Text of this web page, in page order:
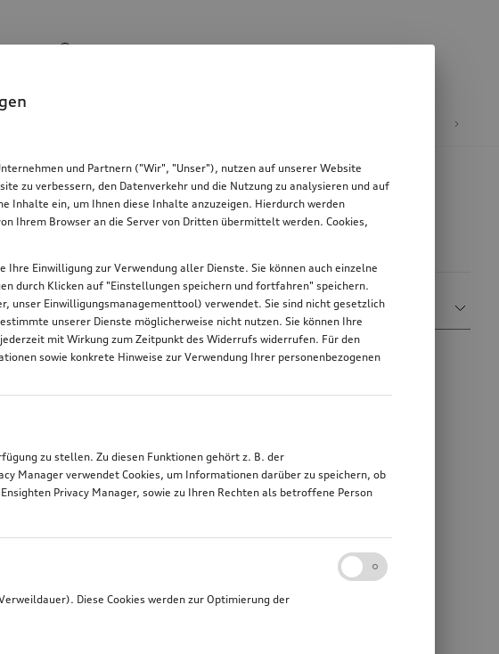
Mehr Filter anzeigen
Sortieren nach
Relevanz
und Partnern ("Wir", "Unser"), nutzen auf unserer Website
zu verbessern, den Datenverkehr und die Nutzung zu analysieren und auf
Inhalte ein, um Ihnen diese Inhalte anzuzeigen. Hierdurch werden
Ihrem Browser an die Server von Dritten übermittelt werden. Cookies,
Einwilligung zur Verwendung aller Dienste. Sie können auch einzelne
durch Klicken auf "Einstellungen speichern und fortfahren" speichern.
unser Einwilligungsmanagementtool) verwendet. Sie sind nicht gesetzlich
unserer Dienste möglicherweise nicht nutzen. Sie können Ihre
mit Wirkung zum Zeitpunkt des Widerrufs widerrufen. Für den
sowie konkrete Hinweise zur Verwendung Ihrer personenbezogenen
zu stellen. Zu diesen Funktionen gehört z. B. der
Manager verwendet Cookies, um Informationen darüber zu speichern, ob
Privacy Manager, sowie zu Ihren Rechten als betroffene Person
Diese Cookies werden zur Optimierung der